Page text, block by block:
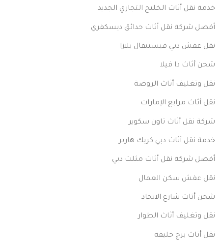
خدمة نقل أثاث الخليج التجاري الجديد
أفضل شركة نقل أثاث حدائق ديسكفري
نقل عفش دبي فيستيفال بلازا
شحن أثاث ذا فيلا
نقل وتغليف أثاث الروضة
نقل أثاث مرابع الإمارات
شركة نقل أثاث تاون سكوير
خدمة نقل أثاث دبي كريك هاربر
أفضل شركة نقل أثاث مثلث دبي
نقل عفش سكن العمال
شحن أثاث شارع الاتحاد
نقل وتغليف أثاث الطوار
نقل أثاث برج خليفة